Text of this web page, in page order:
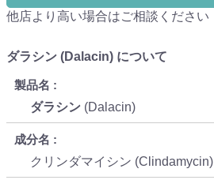
他店より高い場合はご相談ください
ダラシン (Dalacin) について
製品名
ダラシン (Dalacin)
成分名
クリンダマイシン (Clindamycin)